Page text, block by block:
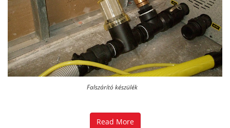
Falszárító készülék
Read More